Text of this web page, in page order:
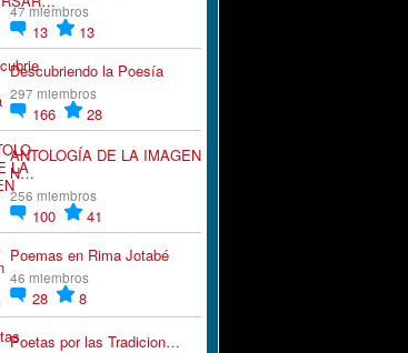
47 miembros
13
13
Descubriendo la Poesía
297 miembros
166
28
ANTOLOGÍA DE LA IMAGEN
N…
256 miembros
100
41
Poemas en Rima Jotabé
46 miembros
28 8
Poetas por las Tradicion…